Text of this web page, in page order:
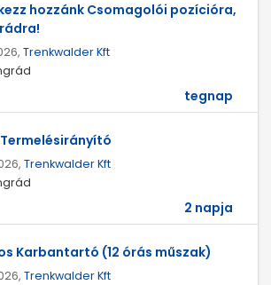
hozzánk Csomagolói pozícióra,
Trenkwalder Kft
tegnap
Trenkwalder Kft
2 napja
Karbantartó (12 órás műszak)
Trenkwalder Kft